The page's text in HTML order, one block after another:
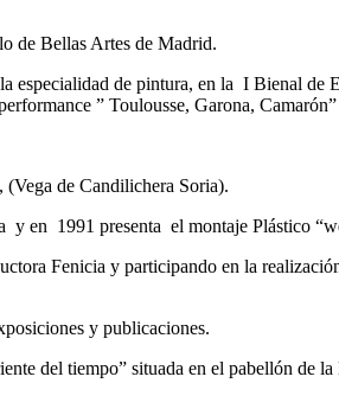
de Bellas Artes de Madrid.
de pintura, en la I Bienal de
” Toulousse, Garona,
de Candilichera Soria).
en 1991 presenta el montaje Plástico
Fenicia y participando en la
y publicaciones.
del tiempo” situada en el pabellón